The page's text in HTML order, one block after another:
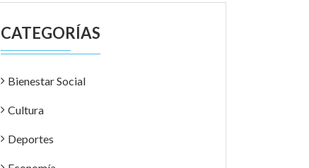
CATEGORÍAS
Bienestar Social
Cultura
Deportes